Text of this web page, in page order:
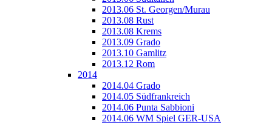
2013.06 St. Georgen/Murau
2013.08 Rust
2013.08 Krems
2013.09 Grado
2013.10 Gamlitz
2013.12 Rom
2014
2014.04 Grado
2014.05 Südfrankreich
2014.06 Punta Sabbioni
2014.06 WM Spiel GER-USA